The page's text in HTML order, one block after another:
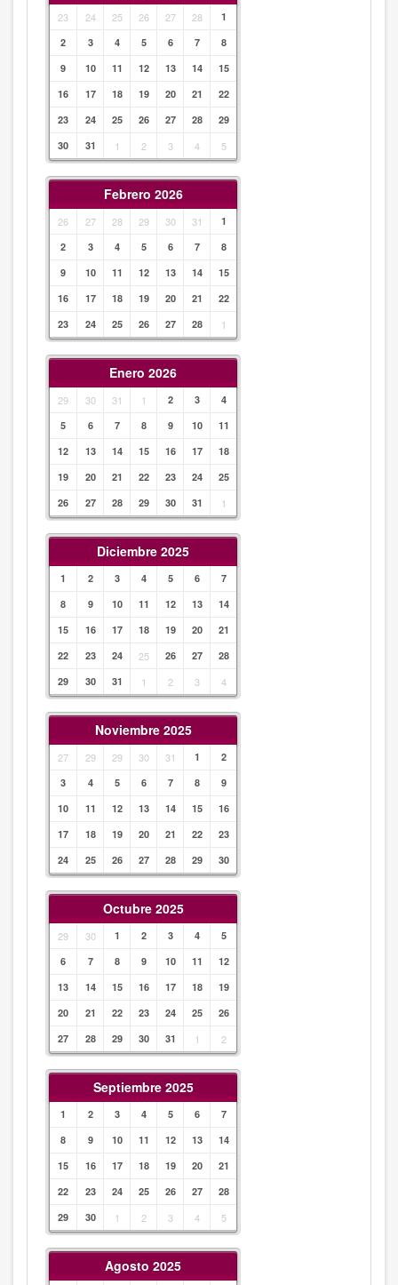
23 24 25 26 27 28
1
2
3 4 5 6 7
8
9
10 11 12 13 14
15
16
17 18 19 20 21
22
23
24 25 26 27 28
29
30
31 1 2 3 4 5
Febrero 2026
26 27 28 29 30 31
1
2
3 4 5 6 7
8
9
10 11 12 13 14
15
16
17 18 19 20 21
22
23
24 25 26 27 28 1
Enero 2026
29 30 31 1 2 3
4
5
6 7 8 9 10
11
12
13 14 15 16 17
18
19
20 21 22 23 24
25
26
27 28 29 30 31 1
Diciembre 2025
1 2 3 4 5 6
7
8
9 10 11 12 13
14
15
16 17 18 19 20
21
22
23 24 25 26 27
28
29
30 31 1 2 3 4
Noviembre 2025
27 29 29 30 31 1
2
3
4 5 6 7 8
9
10
11 12 13 14 15
16
17
18 19 20 21 22
23
24
25 26 27 28 29 30
Octubre 2025
29 30 1 2 3 4
5
6
7 8 9 10 11
12
13
14 15 16 17 18
19
20
21 22 23 24 25
26
27
28 29 30 31 1 2
Septiembre 2025
1 2 3 4 5 6
7
8
9 10 11 12 13
14
15
16 17 18 19 20
21
22
23 24 25 26 27
28
29
30 1 2 3 4 5
Agosto 2025